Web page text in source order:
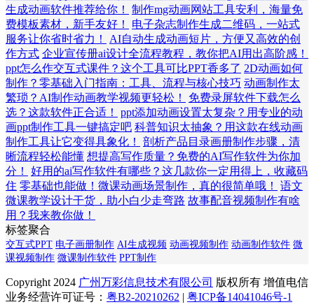
生成动画软件推荐给你！
制作mg动画网站工具安利，海量免
费模板素材，新手友好！
电子杂志制作生成二维码，一站式
服务让你省时省力！
AI自动生成动画短片，方便又高效的创
作方式 企业宣传册ai设计全流程教程，教你把AI用出高阶感！
ppt怎么作交互式课件？这个工具可比PPT香多了 2D动画如何
制作？零基础入门指南：工具、流程与核心技巧 动画制作太
繁琐？AI制作动画教学视频更轻松！
免费录屏软件下载怎么
选？这款软件正合适！
ppt添加动画设置太复杂？用专业的动
画ppt制作工具一键搞定吧 科普知识太抽象？用这款在线动画
制作工具让它变得具象化！
剖析产品目录画册制作步骤，清
晰流程轻松能懂 想提高写作质量？免费的AI写作软件为你加
分！
好用的ai写作软件有哪些？这几款你一定用得上，收藏码
住 零基础也能做！微课动画场景制作，真的很简单哦！
语文
微课教学设计干货，助小白少走弯路 故事配音视频制作有啥
用？我来教你做！
标签聚合
交互式PPT 电子画册制作 AI生成视频 动画视频制作 动画制作软件 微
课视频制作 微课制作软件 PPT制作
Copyright 2024 广州万彩信息技术有限公司 版权所有 增值电信
业务经营许可证号： 粤B2-20210262 | 粤ICP备14041046号-1